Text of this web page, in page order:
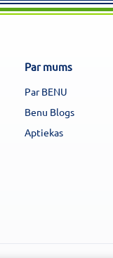
Par mums
Par BENU
Benu Blogs
Aptiekas